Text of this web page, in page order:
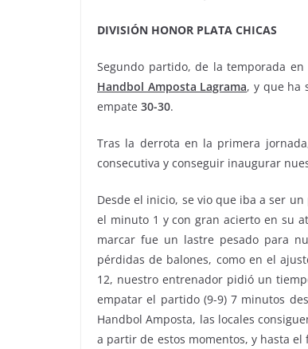
DIVISIÓN HONOR PLATA CHICAS
Segundo partido, de la temporada
Handbol Amposta Lagrama, y que ha
empate 30-30.
Tras la derrota en la primera
consecutiva y conseguir inaugurar
Desde el inicio, se vio que iba a ser
el minuto 1 y con gran acierto en su
marcar fue un lastre pesado para
pérdidas de balones, como en el
12, nuestro entrenador pidió un
empatar el partido (9-9) 7 minutos
Handbol Amposta, las locales
a partir de estos momentos, y hasta